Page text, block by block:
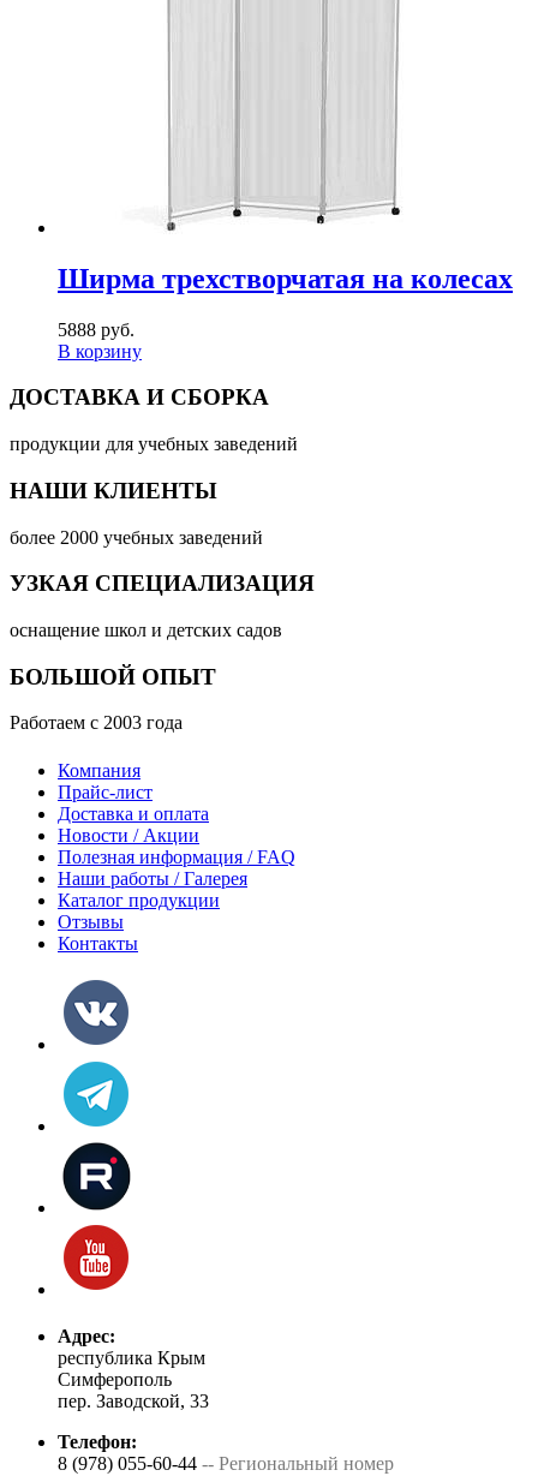
Ширма трехстворчатая на колесах
5888 руб.
В корзину
ДОСТАВКА И СБОРКА
продукции для учебных заведений
НАШИ КЛИЕНТЫ
более 2000 учебных заведений
УЗКАЯ СПЕЦИАЛИЗАЦИЯ
оснащение школ и детских садов
БОЛЬШОЙ ОПЫТ
Работаем с 2003 года
Компания
Прайс-лист
Доставка и оплата
Новости / Акции
Полезная информация / FAQ
Наши работы / Галерея
Каталог продукции
Отзывы
Контакты
Адрес:
республика Крым
Симферополь
пер. Заводской, 33
Телефон:
8 (978) 055-60-44 -- Региональный номер